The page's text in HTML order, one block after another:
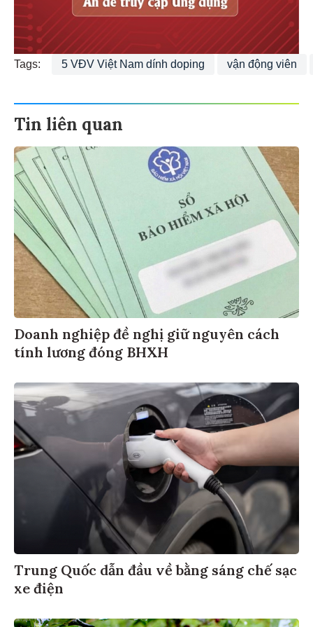
Tags: 5 VĐV Việt Nam dính doping vận động viên
Tin liên quan
Doanh nghiệp đề nghị giữ nguyên cách
tính lương đóng BHXH
Trung Quốc dẫn đầu về bằng sáng chế sạc
xe điện